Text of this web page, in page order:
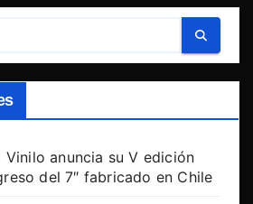
anuncia su V edición
del 7″ fabricado en Chile